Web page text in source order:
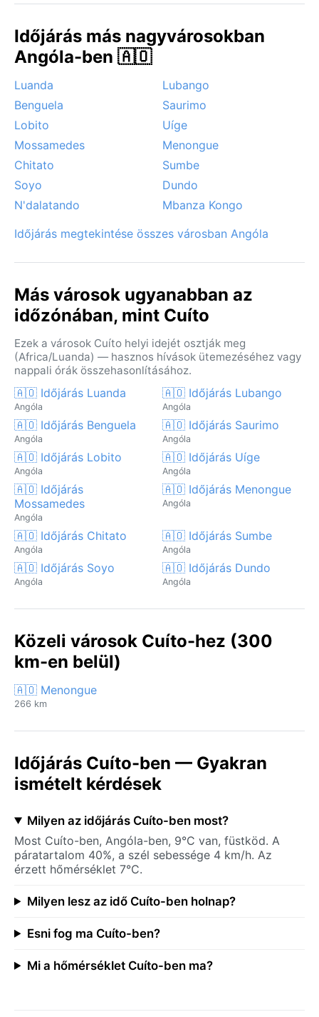
Időjárás más nagyvárosokban
Angóla-ben 🇦🇴
Luanda
Lubango
Benguela
Saurimo
Lobito
Uíge
Mossamedes
Menongue
Chitato
Sumbe
Soyo
Dundo
N'dalatando
Mbanza Kongo
Időjárás megtekintése összes városban Angóla
Más városok ugyanabban az
időzónában, mint Cuíto
Ezek a városok Cuíto helyi idejét osztják meg
(Africa/Luanda) — hasznos hívások ütemezéséhez vagy
nappali órák összehasonlításához.
🇦🇴 Időjárás Luanda
Angóla
🇦🇴 Időjárás Lubango
Angóla
🇦🇴 Időjárás Benguela
Angóla
🇦🇴 Időjárás Saurimo
Angóla
🇦🇴 Időjárás Lobito
Angóla
🇦🇴 Időjárás Uíge
Angóla
🇦🇴 Időjárás
Mossamedes
Angóla
🇦🇴 Időjárás Menongue
Angóla
🇦🇴 Időjárás Chitato
Angóla
🇦🇴 Időjárás Sumbe
Angóla
🇦🇴 Időjárás Soyo
Angóla
🇦🇴 Időjárás Dundo
Angóla
Közeli városok Cuíto-hez (300
km-en belül)
🇦🇴 Menongue
266 km
Időjárás Cuíto-ben — Gyakran
ismételt kérdések
Milyen az időjárás Cuíto-ben most?
Most Cuíto-ben, Angóla-ben, 9°C van, füstköd. A
páratartalom 40%, a szél sebessége 4 km/h. Az
érzett hőmérséklet 7°C.
Milyen lesz az idő Cuíto-ben holnap?
Esni fog ma Cuíto-ben?
Mi a hőmérséklet Cuíto-ben ma?